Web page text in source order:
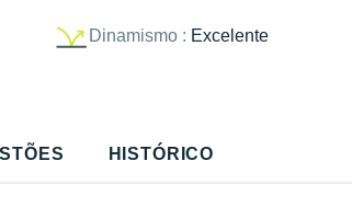
Dinamismo : Excelente
HISTÓRICO